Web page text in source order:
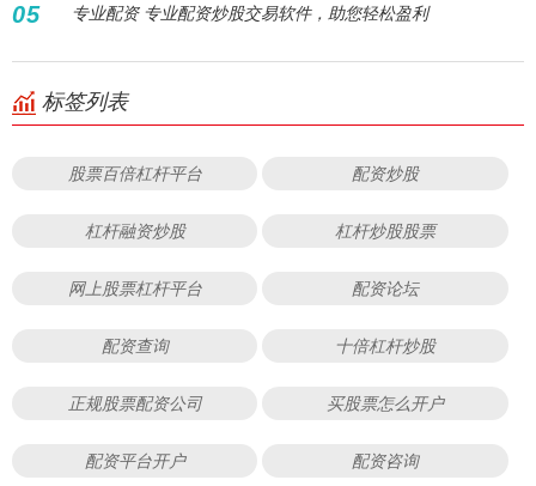
05 专业配资 专业配资炒股交易软件，助您轻松盈利
标签列表
股票百倍杠杆平台 配资炒股
杠杆融资炒股 杠杆炒股股票
网上股票杠杆平台 配资论坛
配资查询 十倍杠杆炒股
正规股票配资公司 买股票怎么开户
配资平台开户 配资咨询